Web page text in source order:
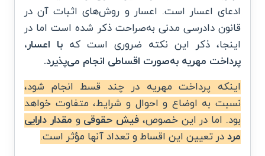
ادعای اعسار است. اعسار و روش‌های اثبات آن در
قانون دادرسی مدنی به‌صراحت ذکر شده است اما در
اینجا، ذکر این نکته ضروری است که با اعسار،
پرداخت مهریه به‌صورت اقساطی انجام می‌پذیرد.
اینکه پرداخت مهریه در چند قسط انجام شود،
نسبت به اوضاع و احوال و شرایط، متفاوت خواهد
بود. اما در این خصوص، فیش حقوقی و مقدار دارایی
مرد در تعیین این اقساط و تعداد آنها مؤثر است.